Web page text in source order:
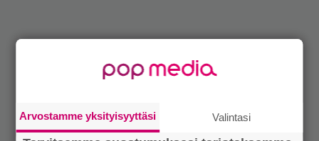
Arvostamme yksityisyyttäsi Valintasi